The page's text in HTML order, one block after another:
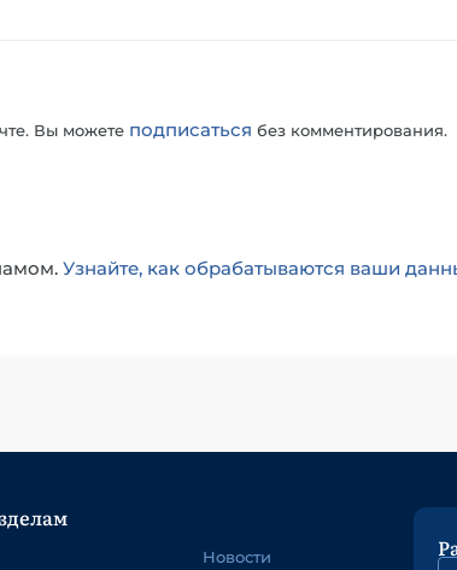
Вы можете подписаться без комментирования.
Узнайте, как обрабатываются ваши
Новости